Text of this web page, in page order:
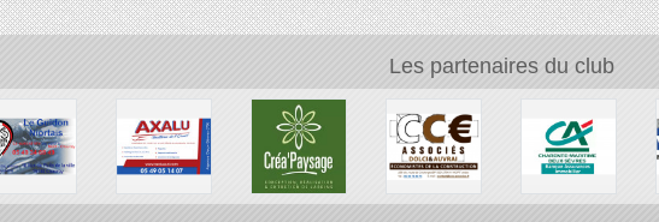
Les partenaires du club